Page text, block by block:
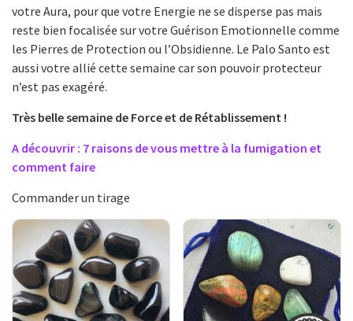
votre Aura, pour que votre Energie ne se disperse pas mais
reste bien focalisée sur votre Guérison Emotionnelle comme
les Pierres de Protection ou l’Obsidienne. Le Palo Santo est
aussi votre allié cette semaine car son pouvoir protecteur
n’est pas exagéré.
Très belle semaine de Force et de Rétablissement !
A découvrir : 7 raisons de vous mettre à la fumigation et
comment faire
Commander un tirage